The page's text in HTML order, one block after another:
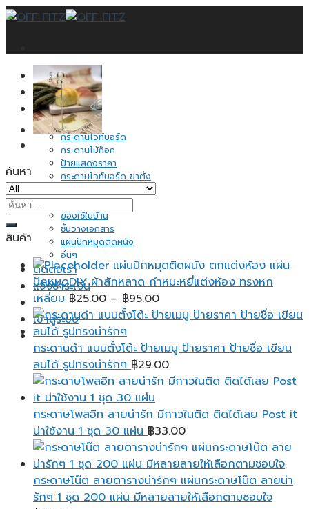
Skip
หน้าแรก
บทความ
สินค้าทั้งหมด
กระดานดำ
กระดานไวท์บอร์ด
กระดานไม้ก็อก
ป้ายแสดงราคา
กระดานไวท์บอร์ด ขาตั้ง
กระดาษโน้ต
ของใช้ในบ้าน
ชั้นวางเอกสาร
แผ่นปักหมุดติดผนัง
อื่นๆ
ติดต่อเรา
แจ้งชำระเงิน
เข้าสู่ระบบ
ค้นหา
ค้นหา:
สินค้า
แผ่นปักหมุดติดผนัง ตกแต่งห้อง แผ่น
ปักหมุดDIY ผ้าสักหลาด กำหมะหยี่แต่งห้อง ทรงหก
เหลี่ยม ฿25.00 – ฿95.00Price
range:
through
฿95.00
กระดานดำ แบบตั้งโต๊ะ ป้ายเมนู ป้ายราคา ป้ายชื่อ เขียน
ลบได้ รูปทรงน่ารักๆ ฿29.00
กระดาษโพสอิท ลายน่ารัก มีกาวในติด ติดได้เลย Post it
น่าใช้งาน 1 ชุด 30 แผ่น ฿33.00
กระดาษโน๊ต ลายตารางน่ารักๆ แผ่นกระดาษโน๊ต ลายน่า
รักๆ 1 ชุด 200 แผ่น มีหลายลายให้เลือกตามชอบใจ